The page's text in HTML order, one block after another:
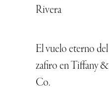
Rivera
El vuelo eterno del
zafiro en Tiffany &
Co.